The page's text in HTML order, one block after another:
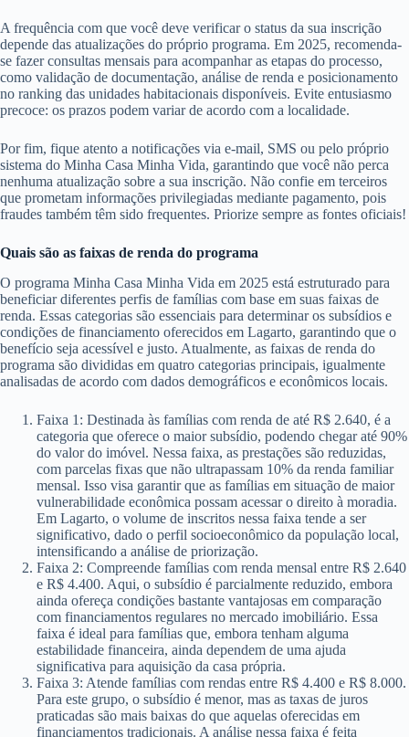
A frequência com que você deve verificar o status da sua inscrição
depende das atualizações do próprio programa. Em 2025, recomenda-
se fazer consultas mensais para acompanhar as etapas do processo,
como validação de documentação, análise de renda e posicionamento
no ranking das unidades habitacionais disponíveis. Evite entusiasmo
precoce: os prazos podem variar de acordo com a localidade.
Por fim, fique atento a notificações via e-mail, SMS ou pelo próprio
sistema do Minha Casa Minha Vida, garantindo que você não perca
nenhuma atualização sobre a sua inscrição. Não confie em terceiros
que prometam informações privilegiadas mediante pagamento, pois
fraudes também têm sido frequentes. Priorize sempre as fontes oficiais!
Quais são as faixas de renda do programa
O programa Minha Casa Minha Vida em 2025 está estruturado para
beneficiar diferentes perfis de famílias com base em suas faixas de
renda. Essas categorias são essenciais para determinar os subsídios e
condições de financiamento oferecidos em Lagarto, garantindo que o
benefício seja acessível e justo. Atualmente, as faixas de renda do
programa são divididas em quatro categorias principais, igualmente
analisadas de acordo com dados demográficos e econômicos locais.
Faixa 1: Destinada às famílias com renda de até R$ 2.640, é a
categoria que oferece o maior subsídio, podendo chegar até 90%
do valor do imóvel. Nessa faixa, as prestações são reduzidas,
com parcelas fixas que não ultrapassam 10% da renda familiar
mensal. Isso visa garantir que as famílias em situação de maior
vulnerabilidade econômica possam acessar o direito à moradia.
Em Lagarto, o volume de inscritos nessa faixa tende a ser
significativo, dado o perfil socioeconômico da população local,
intensificando a análise de priorização.
Faixa 2: Compreende famílias com renda mensal entre R$ 2.640
e R$ 4.400. Aqui, o subsídio é parcialmente reduzido, embora
ainda ofereça condições bastante vantajosas em comparação
com financiamentos regulares no mercado imobiliário. Essa
faixa é ideal para famílias que, embora tenham alguma
estabilidade financeira, ainda dependem de uma ajuda
significativa para aquisição da casa própria.
Faixa 3: Atende famílias com rendas entre R$ 4.400 e R$ 8.000.
Para este grupo, o subsídio é menor, mas as taxas de juros
praticadas são mais baixas do que aquelas oferecidas em
financiamentos tradicionais. A análise nessa faixa é feita